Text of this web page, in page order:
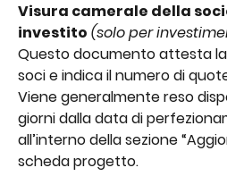
Visura camerale della
investito (solo per
Questo documento attesta
soci e indica il numero di
Viene generalmente reso
giorni dalla data di
all’interno della sezione
scheda progetto.